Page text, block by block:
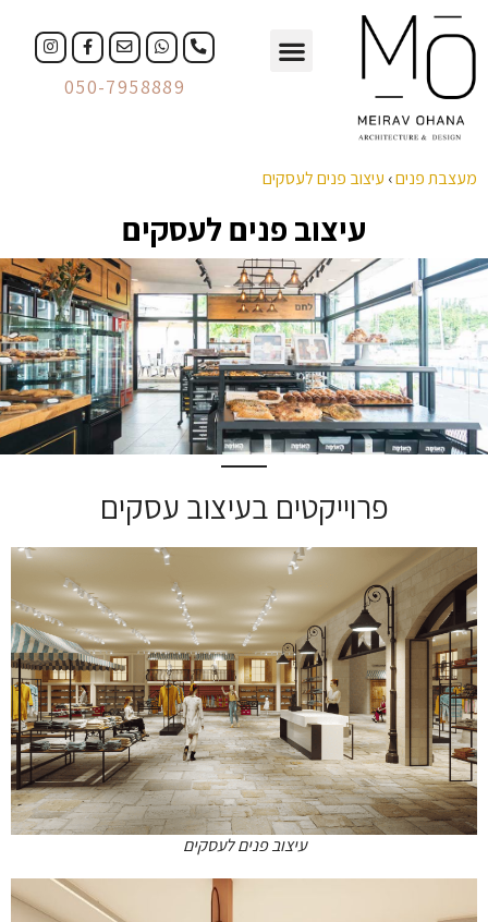
050-7958889
מעצבת פנים› עיצוב פנים לעסקים
עיצוב פנים לעסקים
פרוייקטים בעיצוב עסקים
עיצוב פנים לעסקים